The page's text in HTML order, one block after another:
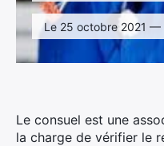
Le 25 octobre 2021 —
Le consuel est une
la charge de vérifier le